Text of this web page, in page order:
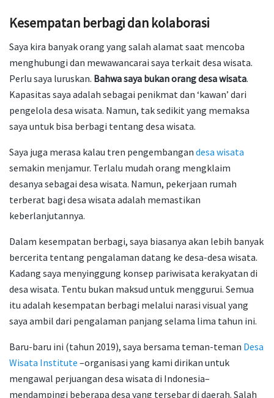
Kesempatan berbagi dan kolaborasi
Saya kira banyak orang yang salah alamat saat mencoba
menghubungi dan mewawancarai saya terkait desa wisata.
Perlu saya luruskan. Bahwa saya bukan orang desa wisata.
Kapasitas saya adalah sebagai penikmat dan ‘kawan’ dari
pengelola desa wisata. Namun, tak sedikit yang memaksa
saya untuk bisa berbagi tentang desa wisata.
Saya juga merasa kalau tren pengembangan desa wisata
semakin menjamur. Terlalu mudah orang mengklaim
desanya sebagai desa wisata. Namun, pekerjaan rumah
terberat bagi desa wisata adalah memastikan
keberlanjutannya.
Dalam kesempatan berbagi, saya biasanya akan lebih banyak
bercerita tentang pengalaman datang ke desa-desa wisata.
Kadang saya menyinggung konsep pariwisata kerakyatan di
desa wisata. Tentu bukan maksud untuk menggurui. Semua
itu adalah kesempatan berbagi melalui narasi visual yang
saya ambil dari pengalaman panjang selama lima tahun ini.
Baru-baru ini (tahun 2019), saya bersama teman-teman Desa
Wisata Institute –organisasi yang kami dirikan untuk
mengawal perjuangan desa wisata di Indonesia–
mendampingi beberapa desa yang tersebar di daerah. Salah